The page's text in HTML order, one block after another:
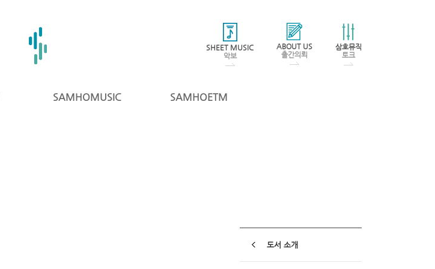
SHEET MUSIC
악보
ABOUT US
출간의뢰
삼호뮤직
토크
SAMHOMUSIC SAMHOETM
도서 소개